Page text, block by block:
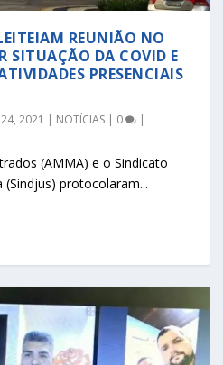
REUNIÃO NO
SITUAÇÃO DA COVID E
PRESENCIAIS
2021 | NOTÍCIAS | 0 |
(AMMA) e o Sindicato
(Sindjus) protocolaram...